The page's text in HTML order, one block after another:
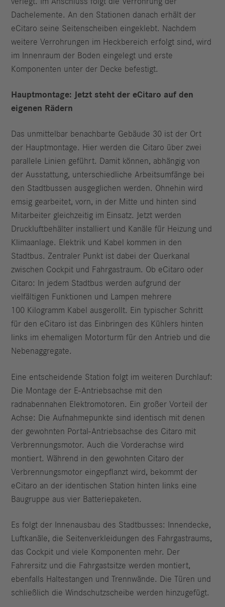
Dachelemente. An den Stationen danach erhält der
eCitaro seine Seitenscheiben eingeklebt. Nachdem
weitere Verrohrungen im Heckbereich erfolgt sind, wird
im Innenraum der Boden eingelegt und erste
Komponenten unter der Decke befestigt.
Hauptmontage: Jetzt steht der eCitaro auf den
eigenen Rädern
Das unmittelbar benachbarte Gebäude 30 ist der Ort
der Hauptmontage. Hier werden die Citaro über zwei
parallele Linien geführt. Damit können, abhängig von
der Ausstattung, unterschiedliche Arbeitsumfänge bei
den Stadtbussen ausgeglichen werden. Ohnehin wird
emsig gearbeitet, vorn, in der Mitte und hinten sind
Mitarbeiter gleichzeitig im Einsatz. Jetzt werden
Druckluftbehälter installiert und Kanäle für Heizung und
Klimaanlage. Elektrik und Kabel kommen in den
Stadtbus. Zentraler Punkt ist dabei der Querkanal
zwischen Cockpit und Fahrgastraum. Ob eCitaro oder
Citaro: In jedem Stadtbus werden aufgrund der
vielfältigen Funktionen und Lampen mehrere
100 Kilogramm Kabel ausgerollt. Ein typischer Schritt
für den eCitaro ist das Einbringen des Kühlers hinten
links im ehemaligen Motorturm für den Antrieb und die
Nebenaggregate.
Eine entscheidende Station folgt im weiteren Durchlauf:
Die Montage der E‑Antriebsachse mit den
radnabennahen Elektromotoren. Ein großer Vorteil der
Achse: Die Aufnahmepunkte sind identisch mit denen
der gewohnten Portal-Antriebsachse des Citaro mit
Verbrennungsmotor. Auch die Vorder­achse wird
montiert. Während in den gewohnten Citaro der
Verbrennungs­motor eingepflanzt wird, bekommt der
eCitaro an der identischen Station hinten links eine
Baugruppe aus vier Batteriepaketen.
Es folgt der Innenausbau des Stadtbusses: Innendecke,
Luftkanäle, die Seitenverkleidungen des Fahrgastraums,
das Cockpit und viele Komponenten mehr. Der
Fahrersitz und die Fahrgastsitze werden montiert,
ebenfalls Haltestangen und Trennwände. Die Türen und
schließlich die Windschutz­scheibe werden hinzugefügt.